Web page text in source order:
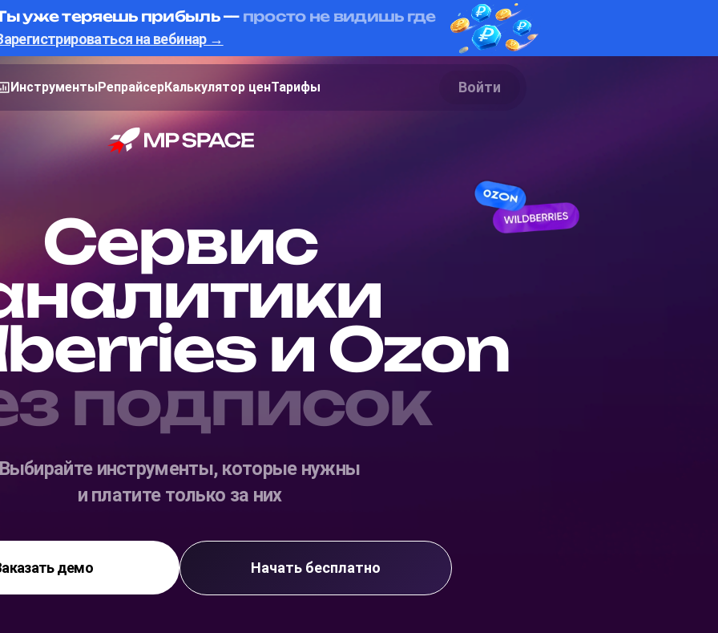
уже теряешь прибыль — просто не видишь где
на вебинар →
ИнструментыРепрайсерКалькулятор ценТарифы Войти
Сервис
и Ozon
подписок
инструменты, которые нужны
и платите только за них
демо Начать бесплатно